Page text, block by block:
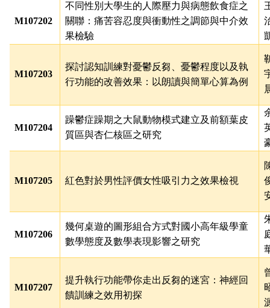
M107202
不同性別大學生的人際壓力與病態飲食症之
關聯：痛苦容忍度與衝動性之調節與中介效
果檢驗
M107203
探討認知訓練對憂鬱反芻、憂鬱程度以及執
行功能的改善效果：以朗讀與簡單心算為例
M107204
躁鬱症躁期之大鼠動物模式建立及前額葉皮
質區與杏仁核區之研究
M107205 紅色對於男性評價女性吸引力之效果檢視
M107206
幾何桌遊的圖形組合方式對國小高年級學童
數學態度及數學表現影響之研究
M107207
提升執行功能帶你走出反芻的迷宮：神經回
饋訓練之效用初探